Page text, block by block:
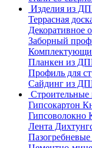
Изделия из
Террасная
Декоративное
Заборный
Планкен из
Профиль для
Сайдинг из
Строительные
Гипсокартон
Гипсоволокно
Лента